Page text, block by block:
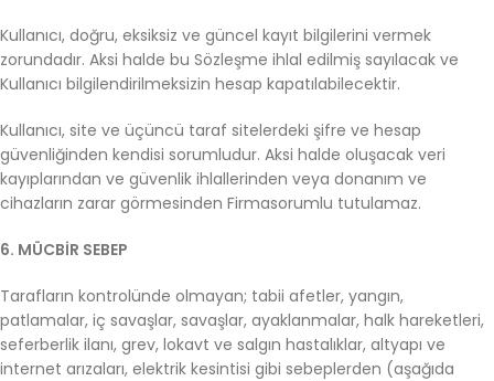
Kullanıcı, doğru, eksiksiz ve güncel kayıt bilgilerini vermek
zorundadır. Aksi halde bu Sözleşme ihlal edilmiş sayılacak ve
Kullanıcı bilgilendirilmeksizin hesap kapatılabilecektir.
Kullanıcı, site ve üçüncü taraf sitelerdeki şifre ve hesap
güvenliğinden kendisi sorumludur. Aksi halde oluşacak veri
kayıplarından ve güvenlik ihlallerinden veya donanım ve
cihazların zarar görmesinden Firmasorumlu tutulamaz.
6. MÜCBİR SEBEP
Tarafların kontrolünde olmayan; tabii afetler, yangın,
patlamalar, iç savaşlar, savaşlar, ayaklanmalar, halk hareketleri,
seferberlik ilanı, grev, lokavt ve salgın hastalıklar, altyapı ve
internet arızaları, elektrik kesintisi gibi sebeplerden (aşağıda